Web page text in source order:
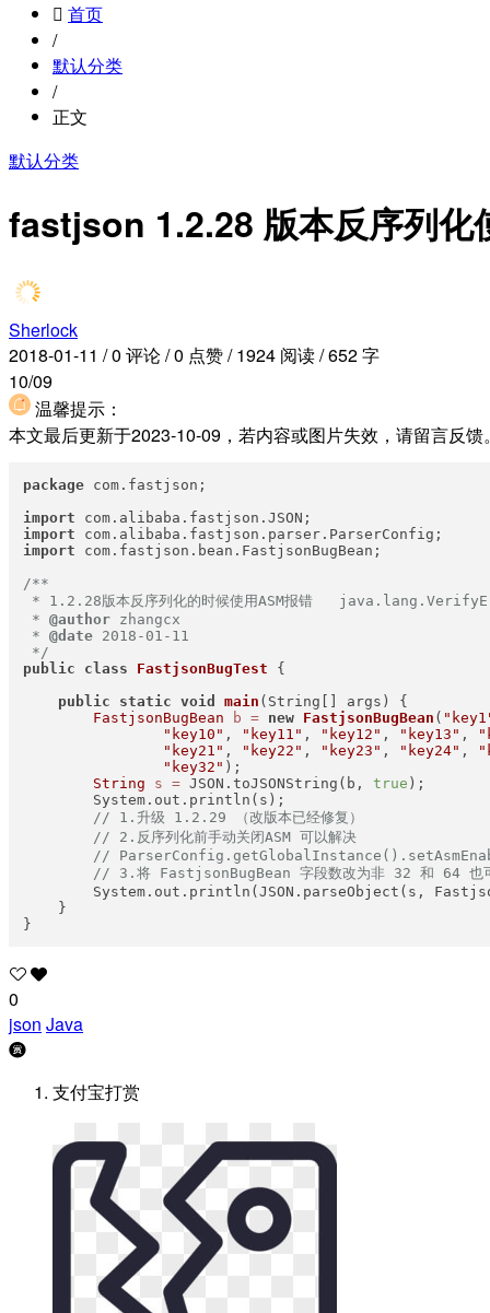
首页
/
默认分类
/
正文
默认分类
fastjson 1.2.28 版本反序列
Sherlock
2018-01-11 /0 评论/0 点赞/ 1924 阅读/652 字
10/09
温馨提示：
本文最后更新于2023-10-09，若内容或图片失效，请留言反
package com.fastjson;
import
import
import com.fastjson.bean.FastjsonBugBean;
/**
* 1.2.28版本反序列化的时候使用ASM报错
* @author zhangcx
* @date 2018-01-11
*/
public
class FastjsonBugTest {
public
static void main (String[] args)
{
FastjsonBugBean
b = new FastjsonBugBean (
"key10" , "key11" , "key12" , "key13" ,
"key21" , "key22" , "key23" , "key24" ,
"key32" );
String
s = JSON.toJSONString(b, true );
        System.out.println(s);
// 1.升级 1.2.29 （改版本已经修复）
// 2.反序列化前手动关闭ASM 可以解决
//
// 3.将 FastjsonBugBean 字段数改为非 32 和 64 也
System.out.println(JSON.parseObject(s,
    }
0
json Java
支付宝打赏